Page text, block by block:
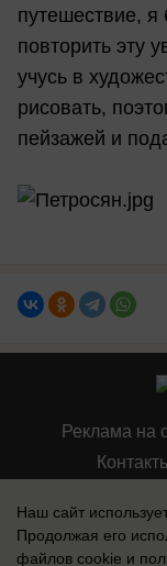
путешествие, я
повторить эту
учусь в
рисовать,
пейзажей и
Реклама на
Наш сайт использует
Продолжая его
файлов cookie и